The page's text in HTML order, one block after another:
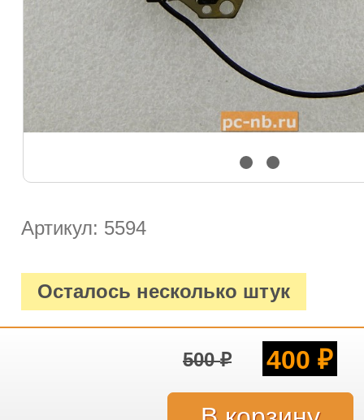
Артикул: 5594
Осталось несколько штук
500₽ 400 ₽